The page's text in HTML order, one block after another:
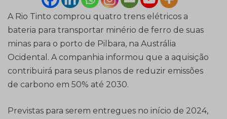
A Rio Tinto comprou quatro trens elétricos a
bateria para transportar minério de ferro de suas
minas para o porto de Pilbara, na Austrália
Ocidental. A companhia informou que a aquisição
contribuirá para seus planos de reduzir emissões
de carbono em 50% até 2030.
Previstas para serem entregues no início de 2024,